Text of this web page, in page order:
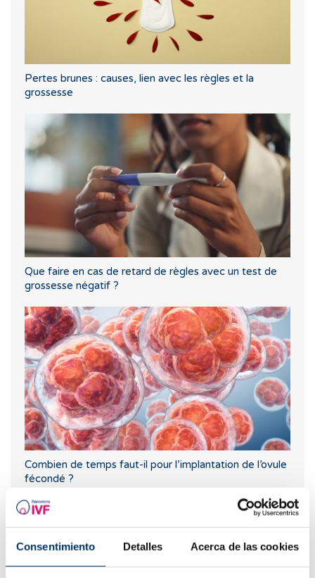
Consentimiento Detalles Acerca de las cookies
Pertes brunes : causes, lien avec les règles et la
grossesse
Que faire en cas de retard de règles avec un test de
grossesse négatif ?
Combien de temps faut-il pour l’implantation de l’ovule
fécondé ?